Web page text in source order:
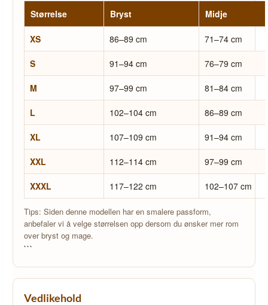
Størrelse Bryst Midje
XS 86–89 cm 71–74 cm
S 91–94 cm 76–79 cm
M 97–99 cm 81–84 cm
L 102–104 cm 86–89 cm
XL 107–109 cm 91–94 cm
XXL 112–114 cm 97–99 cm
XXXL 117–122 cm 102–107 cm
Tips: Siden denne modellen har en smalere passform,
anbefaler vi å velge størrelsen opp dersom du ønsker mer rom
over bryst og mage.
```
Vedlikehold